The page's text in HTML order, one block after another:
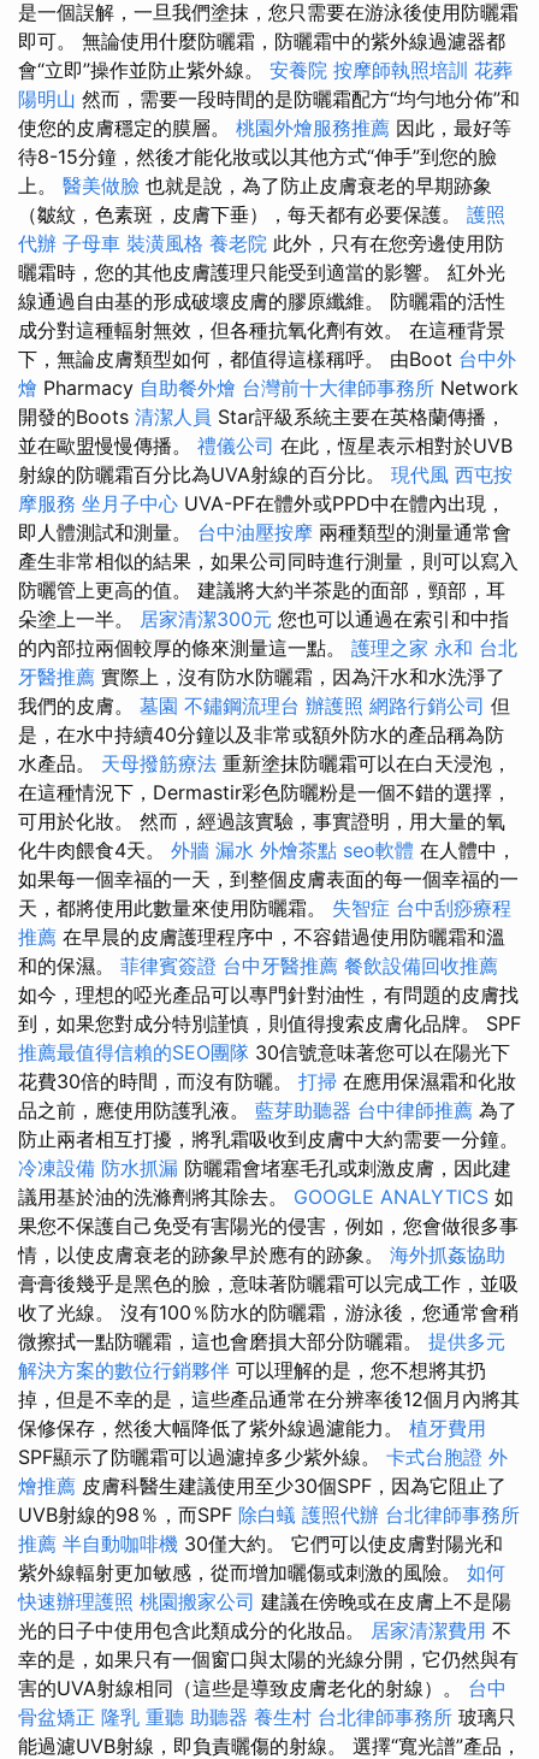
是一個誤解，一旦我們塗抹，您只需要在游泳後使用防曬霜
即可。 無論使用什麼防曬霜，防曬霜中的紫外線過濾器都
會“立即”操作並防止紫外線。 安養院 按摩師執照培訓 花葬
陽明山 然而，需要一段時間的是防曬霜配方“均勻地分佈”和
使您的皮膚穩定的膜層。 桃園外燴服務推薦 因此，最好等
待8-15分鐘，然後才能化妝或以其他方式“伸手”到您的臉
上。 醫美做臉 也就是說，為了防止皮膚衰老的早期跡象
（皺紋，色素斑，皮膚下垂），每天都有必要保護。 護照
代辦 子母車 裝潢風格 養老院 此外，只有在您旁邊使用防
曬霜時，您的其他皮膚護理只能受到適當的影響。 紅外光
線通過自由基的形成破壞皮膚的膠原纖維。 防曬霜的活性
成分對這種輻射無效，但各種抗氧化劑有效。 在這種背景
下，無論皮膚類型如何，都值得這樣稱呼。 由Boot 台中外
燴 Pharmacy 自助餐外燴 台灣前十大律師事務所 Network
開發的Boots 清潔人員 Star評級系統主要在英格蘭傳播，
並在歐盟慢慢傳播。 禮儀公司 在此，恆星表示相對於UVB
射線的防曬霜百分比為UVA射線的百分比。 現代風 西屯按
摩服務 坐月子中心 UVA-PF在體外或PPD中在體內出現，
即​​人體測試和測量。 台中油壓按摩 兩種類型的測量通常會
產生非常相似的結果，如果公司同時進行測量，則可以寫入
防曬管上更高的值。 建議將大約半茶匙的面部，頸部，耳
朵塗上一半。 居家清潔300元 您也可以通過在索引和中指
的內部拉兩個較厚的條來測量這一點。 護理之家 永和 台北
牙醫推薦 實際上，沒有防水防曬霜，因為汗水和水洗淨了
我們的皮膚。 墓園 不鏽鋼流理台 辦護照 網路行銷公司 但
是，在水中持續40分鐘以及非常或額外防水的產品稱為防
水產品。 天母撥筋療法 重新塗抹防曬霜可以在白天浸泡，
在這種情況下，Dermastir彩色防曬粉是一個不錯的選擇，
可用於化妝。 然而，經過該實驗，事實證明，用大量的氧
化牛肉餵食4天。 外牆 漏水 外燴茶點 seo軟體 在人體中，
如果每一個幸福的一天，到整個皮膚表面的每一個幸福的一
天，都將使用此數量來使用防曬霜。 失智症 台中刮痧療程
推薦 在早晨的皮膚護理程序中，不容錯過使用防曬霜和溫
和的保濕。 菲律賓簽證 台中牙醫推薦 餐飲設備回收推薦
如今，理想的啞光產品可以專門針對油性，有問題的皮膚找
到，如果您對成分特別謹慎，則值得搜索皮膚化品牌。 SPF
推薦最值得信賴的SEO團隊 30信號意味著您可以在陽光下
花費30倍的時間，而沒有防曬。 打掃 在應用保濕霜和化妝
品之前，應使用防護乳液。 藍芽助聽器 台中律師推薦 為了
防止兩者相互打擾，將乳霜吸收到皮膚中大約需要一分鐘。
冷凍設備 防水抓漏 防曬霜會堵塞毛孔或刺激皮膚，因此建
議用基於油的洗滌劑將其除去。 GOOGLE ANALYTICS 如
果您不保護自己免受有害陽光的侵害，例如，您會做很多事
情，以使皮膚衰老的跡象早於應有的跡象。 海外抓姦協助
膏膏後幾乎是黑色的臉，意味著防曬霜可以完成工作，並吸
收了光線。 沒有100％防水的防曬霜，游泳後，您通常會稍
微擦拭一點防曬霜，這也會磨損大部分防曬霜。 提供多元
解決方案的數位行銷夥伴 可以理解的是，您不想將其扔
掉，但是不幸的是，這些產品通常在分辨率後12個月內將其
保修保存，然後大幅降低了紫外線過濾能力。 植牙費用
SPF顯示了防曬霜可以過濾掉多少紫外線。 卡式台胞證 外
燴推薦 皮膚科醫生建議使用至少30個SPF，因為它阻止了
UVB射線的98％，而SPF 除白蟻 護照代辦 台北律師事務所
推薦 半自動咖啡機 30僅大約。 它們可以使皮膚對陽光和
紫外線輻射更加敏感，從而增加曬傷或刺激的風險。 如何
快速辦理護照 桃園搬家公司 建議在傍晚或在皮膚上不是陽
光的日子中使用包含此類成分的化妝品。 居家清潔費用 不
幸的是，如果只有一個窗口與太陽的光線分開，它仍然與有
害的UVA射線相同（這些是導致皮膚老化的射線）。 台中
骨盆矯正 隆乳 重聽 助聽器 養生村 台北律師事務所 玻璃只
能過濾UVB射線，即負責曬傷的射線。 選擇“寬光譜”產品，